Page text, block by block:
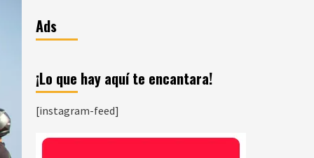
Ads
¡Lo que hay aquí te encantara!
[instagram-feed]